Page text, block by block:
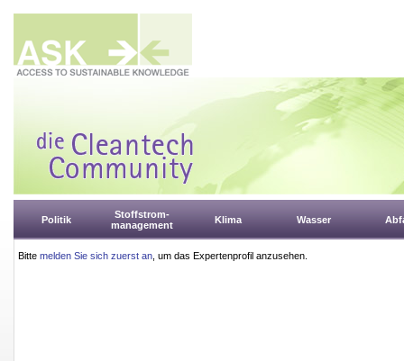
Politik
Stoffstrom-
management
Klima Wasser
Bitte melden Sie sich zuerst an , um das Expertenprofil anzusehen.